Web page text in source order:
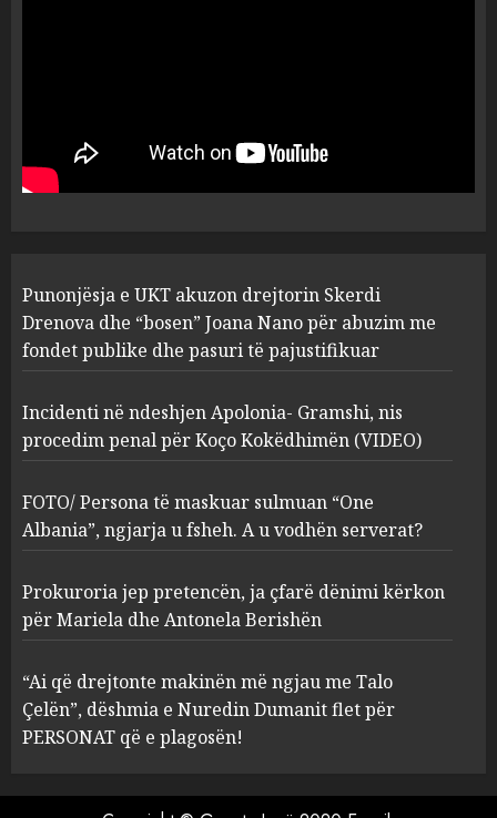
1
“bosen” Joana Nano për
abuzim me fondet publike dhe
pasuri të pajustifikuar
2
Apolonia- Gramshi, nis
procedim penal për Koço
Kokëdhimën (VIDEO)
MARCH 27, 2025
3
FOTO/ Persona të maskuar
sulmuan “One Albania”,
ngjarja u fsheh. A u vodhën
serverat?
MARCH 25, 2025
4
Prokuroria jep pretencën, ja
çfarë dënimi kërkon për
Berishën
MARCH 25, 2025
“Ai që drejtonte makinën më
Punonjësja e UKT akuzon drejtorin Skerdi
Drenova dhe “bosen” Joana Nano për abuzim me
fondet publike dhe pasuri të pajustifikuar
Incidenti në ndeshjen Apolonia- Gramshi, nis
procedim penal për Koço Kokëdhimën (VIDEO)
FOTO/ Persona të maskuar sulmuan “One
Albania”, ngjarja u fsheh. A u vodhën serverat?
Prokuroria jep pretencën, ja çfarë dënimi kërkon
për Mariela dhe Antonela Berishën
“Ai që drejtonte makinën më ngjau me Talo
Çelën”, dëshmia e Nuredin Dumanit flet për
PERSONAT që e plagosën!